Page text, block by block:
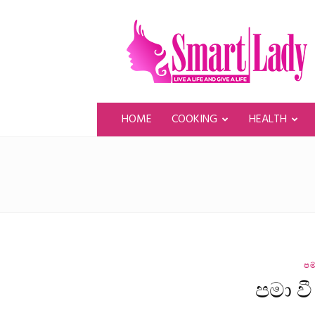
SmartLady
HOME COOKING HEALTH
පමා